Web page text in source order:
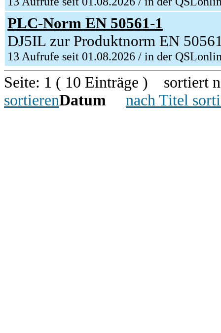
PLC-Norm EN 50561-1
DJ5IL zur Produktnorm EN
13 Aufrufe seit 01.08.2026 / in der
Seite: 1 ( 10 Einträge ) sortiert
sortierenDatum nach Titel